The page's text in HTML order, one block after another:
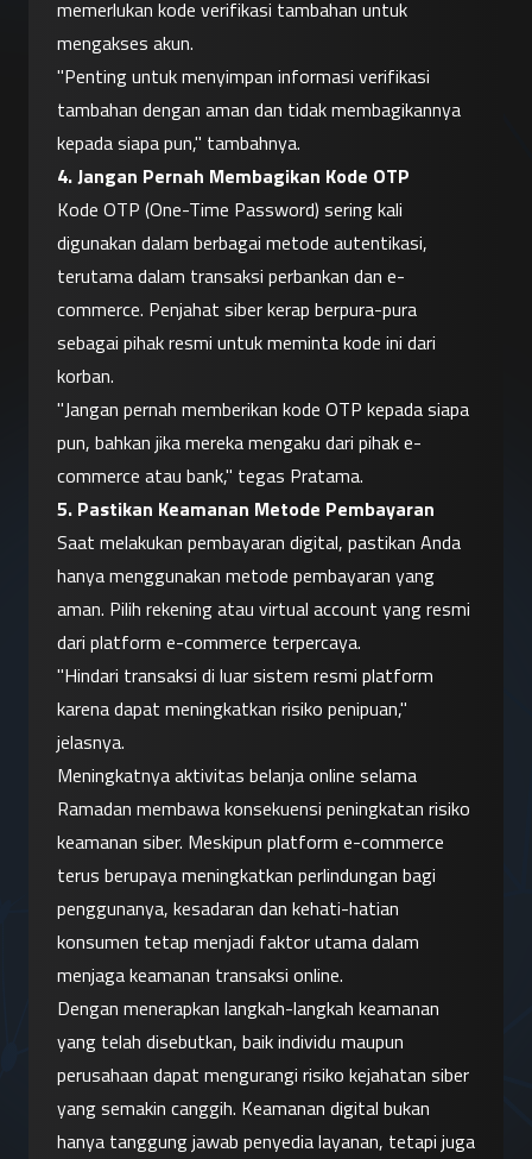
memerlukan kode verifikasi tambahan untuk
mengakses akun.
"Penting untuk menyimpan informasi verifikasi
tambahan dengan aman dan tidak membagikannya
kepada siapa pun," tambahnya.
4. Jangan Pernah Membagikan Kode OTP
Kode OTP (One-Time Password) sering kali
digunakan dalam berbagai metode autentikasi,
terutama dalam transaksi perbankan dan e-
commerce. Penjahat siber kerap berpura-pura
sebagai pihak resmi untuk meminta kode ini dari
korban.
"Jangan pernah memberikan kode OTP kepada siapa
pun, bahkan jika mereka mengaku dari pihak e-
commerce atau bank," tegas Pratama.
5. Pastikan Keamanan Metode Pembayaran
Saat melakukan pembayaran digital, pastikan Anda
hanya menggunakan metode pembayaran yang
aman. Pilih rekening atau virtual account yang resmi
dari platform e-commerce terpercaya.
"Hindari transaksi di luar sistem resmi platform
karena dapat meningkatkan risiko penipuan,"
jelasnya.
Meningkatnya aktivitas belanja online selama
Ramadan membawa konsekuensi peningkatan risiko
keamanan siber. Meskipun platform e-commerce
terus berupaya meningkatkan perlindungan bagi
penggunanya, kesadaran dan kehati-hatian
konsumen tetap menjadi faktor utama dalam
menjaga keamanan transaksi online.
Dengan menerapkan langkah-langkah keamanan
yang telah disebutkan, baik individu maupun
perusahaan dapat mengurangi risiko kejahatan siber
yang semakin canggih. Keamanan digital bukan
hanya tanggung jawab penyedia layanan, tetapi juga